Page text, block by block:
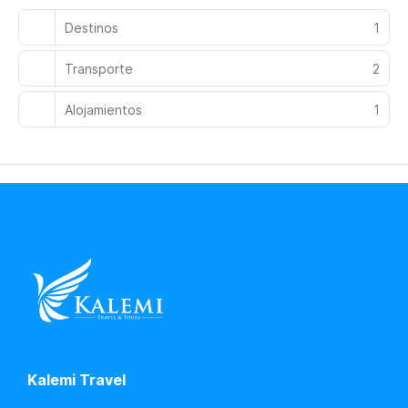
Destinos 1
Transporte 2
Alojamientos 1
Kalemi Travel